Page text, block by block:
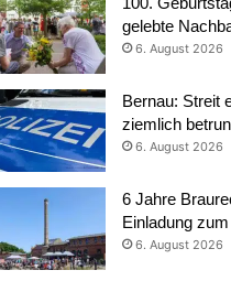
gelebte
6. August 2026
Bernau: Streit
ziemlich
6. August 2026
6 Jahre
Einladung
6. August 2026